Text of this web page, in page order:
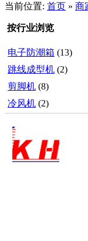
当前位置: 首页 » 商
按行业浏览
电子防潮箱 (13)
跳线成型机 (2)
剪脚机 (8)
冷风机 (2)